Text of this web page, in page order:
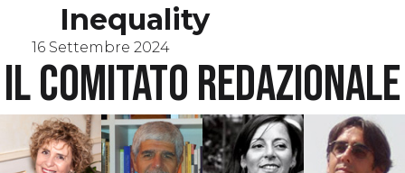
Inequality
16 Settembre 2024
Il comitato redazionale